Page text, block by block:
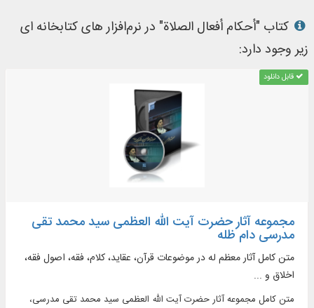
کتاب "أحکام أفعال الصلاة" در نرم‌افزار های کتابخانه ای
زیر وجود دارد:
قابل دانلود
مجموعه آثار حضرت آیت الله العظمی سید محمد تقی
مدرسی دام ظله
متن کامل آثار معظم له در موضوعات قرآن، عقاید، کلام، فقه، اصول فقه،
اخلاق و ...
متن كامل مجموعه آثار حضرت آیت الله العظمی سید محمد تقی مدرسی،